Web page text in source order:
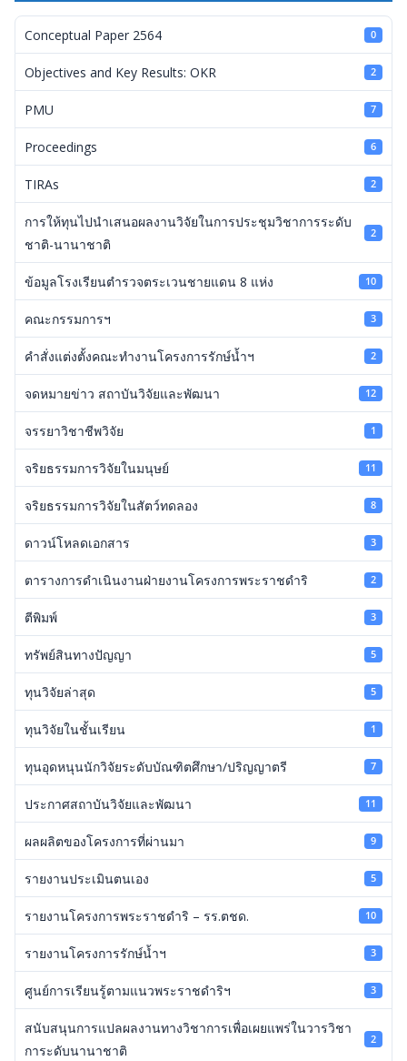
Conceptual Paper 2564 0
Objectives and Key Results: OKR 2
PMU 7
Proceedings 6
TIRAs 2
การให้ทุนไปนำเสนอผลงานวิจัยในการประชุมวิชาการระดับ
ชาติ-นานาชาติ
2
ข้อมูลโรงเรียนตำรวจตระเวนชายแดน 8 แห่ง 10
คณะกรรมการฯ 3
คำสั่งแต่งตั้งคณะทำงานโครงการรักษ์น้ำฯ 2
จดหมายข่าว สถาบันวิจัยและพัฒนา 12
จรรยาวิชาชีพวิจัย 1
จริยธรรมการวิจัยในมนุษย์ 11
จริยธรรมการวิจัยในสัตว์ทดลอง 8
ดาวน์โหลดเอกสาร 3
ตารางการดำเนินงานฝ่ายงานโครงการพระราชดำริ 2
ตีพิมพ์ 3
ทรัพย์สินทางปัญญา 5
ทุนวิจัยล่าสุด 5
ทุนวิจัยในชั้นเรียน 1
ทุนอุดหนุนนักวิจัยระดับบัณฑิตศึกษา/ปริญญาตรี 7
ประกาศสถาบันวิจัยและพัฒนา 11
ผลผลิตของโครงการที่ผ่านมา 9
รายงานประเมินตนเอง 5
รายงานโครงการพระราชดำริ – รร.ตชด. 10
รายงานโครงการรักษ์น้ำฯ 3
ศูนย์การเรียนรู้ตามแนวพระราชดำริฯ 3
สนับสนุนการแปลผลงานทางวิชาการเพื่อเผยแพร่ในวารวิชา
การะดับนานาชาติ
2